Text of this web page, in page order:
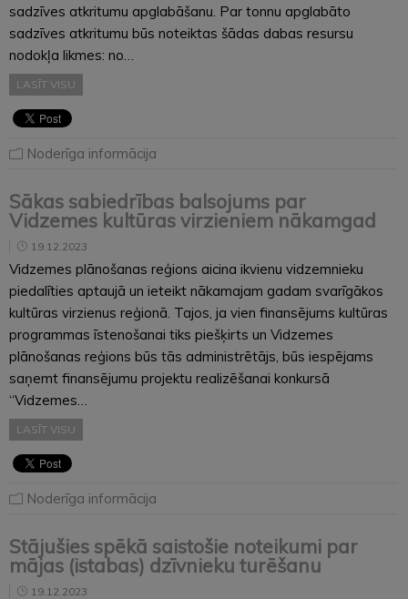
sadzīves atkritumu apglabāšanu. Par tonnu apglabāto
sadzīves atkritumu būs noteiktas šādas dabas resursu
nodokļa likmes: no…
LASĪT VISU
Noderīga informācija
Sākas sabiedrības balsojums par
Vidzemes kultūras virzieniem nākamgad
19.12.2023
Vidzemes plānošanas reģions aicina ikvienu vidzemnieku
piedalīties aptaujā un ieteikt nākamajam gadam svarīgākos
kultūras virzienus reģionā. Tajos, ja vien finansējums kultūras
programmas īstenošanai tiks piešķirts un Vidzemes
plānošanas reģions būs tās administrētājs, būs iespējams
saņemt finansējumu projektu realizēšanai konkursā
“Vidzemes…
LASĪT VISU
Noderīga informācija
Stājušies spēkā saistošie noteikumi par
mājas (istabas) dzīvnieku turēšanu
19.12.2023